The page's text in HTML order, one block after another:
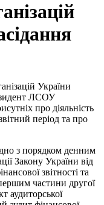
України
ЛСОУ
про діяльність
період та про
з порядком денним
Закону України від
звітності та
частини другої
аудиторської